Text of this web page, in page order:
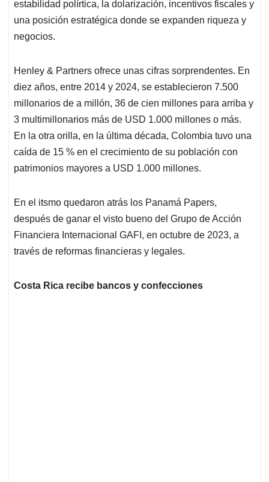
estabilidad polírtica, la dolarización, incentivos fiscales y
una posición estratégica donde se expanden riqueza y
negocios.
Henley & Partners ofrece unas cifras sorprendentes. En
diez años, entre 2014 y 2024, se establecieron 7.500
millonarios de a millón, 36 de cien millones para arriba y
3 multimillonarios más de USD 1.000 millones o más.
En la otra orilla, en la última década, Colombia tuvo una
caída de 15 % en el crecimiento de su población con
patrimonios mayores a USD 1.000 millones.
En el itsmo quedaron atrás los Panamá Papers,
después de ganar el visto bueno del Grupo de Acción
Financiera Internacional GAFI, en octubre de 2023, a
través de reformas financieras y legales.
Costa Rica recibe bancos y confecciones